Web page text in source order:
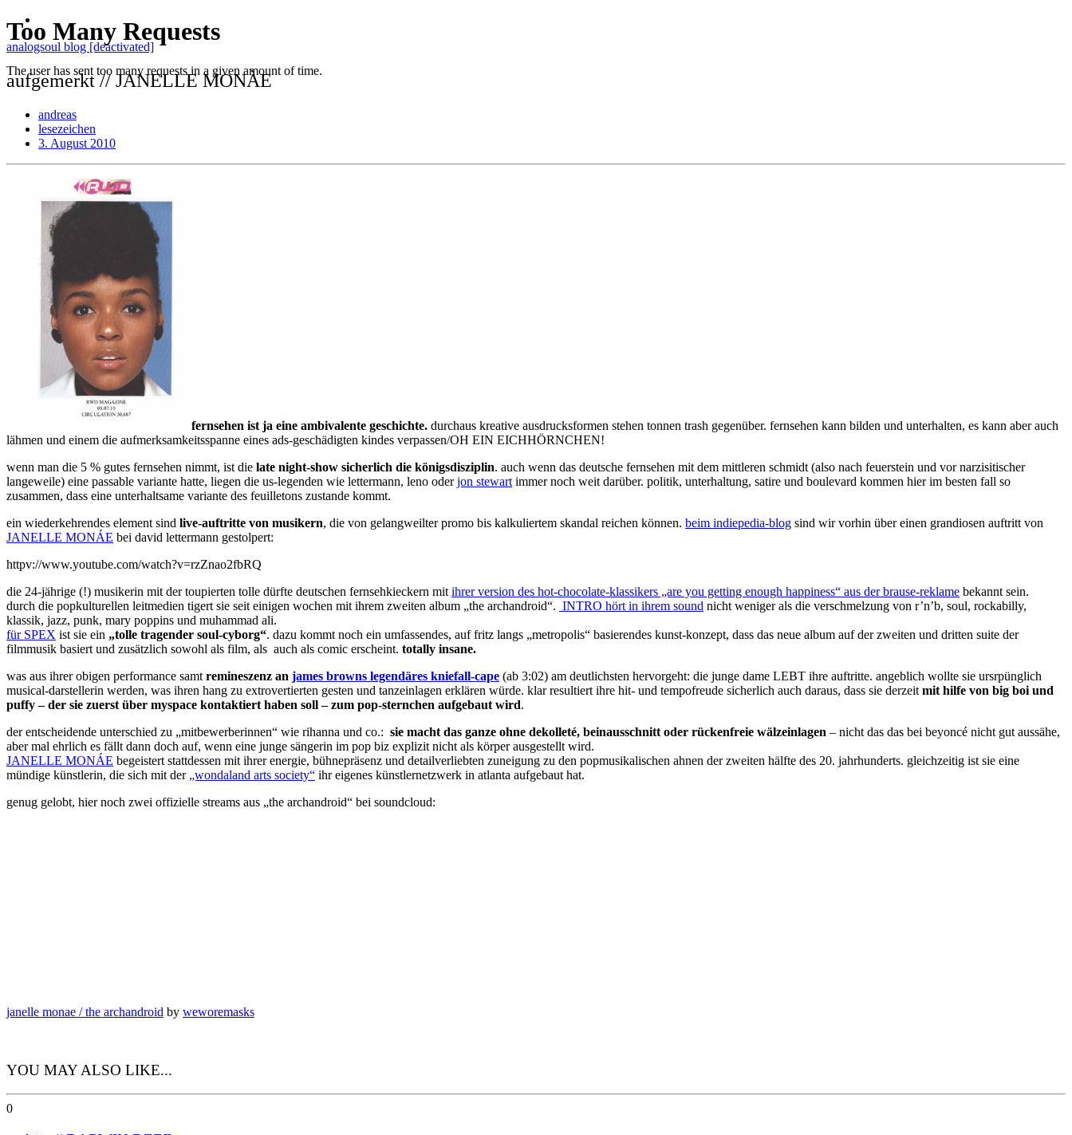
analogsoul blog [deactivated]
aufgemerkt // JANELLE MONÀE
andreas
lesezeichen
3. August 2010
fernsehen ist ja eine ambivalente geschichte. durchaus kreative ausdrucksformen stehen tonnen trash gegenüber. fernsehen kann bilden und unterhalten, es kann aber auch
lähmen und einem die aufmerksamkeitsspanne eines ads-geschädigten kindes verpassen/OH EIN EICHHÖRNCHEN!
wenn man die 5 % gutes fernsehen nimmt, ist die late night-show sicherlich die königsdisziplin. auch wenn das deutsche fernsehen mit dem mittleren schmidt (also nach feuerstein und vor narzisitischer
langeweile) eine passable variante hatte, liegen die us-legenden wie lettermann, leno oderjon stewart immer noch weit darüber. politik, unterhaltung, satire und boulevard kommen hier im besten fall so
zusammen, dass eine unterhaltsame variante des feuilletons zustande kommt.
ein wiederkehrendes element sind live-auftritte von musikern, die von gelangweilter promo bis kalkuliertem skandal reichen können. beim indiepedia-blog sind wir vorhin über einen grandiosen auftritt von
JANELLE MONÁE bei david lettermann gestolpert:
httpv://www.youtube.com/watch?v=rzZnao2fbRQ
die 24-jährige (!) musikerin mit der toupierten tolle dürfte deutschen fernsehkieckern mit ihrer version des hot-chocolate-klassikers „are you getting enough happiness“ aus der brause-reklame bekannt sein.
durch die popkulturellen leitmedien tigert sie seit einigen wochen mit ihrem zweiten album „the archandroid“. INTRO hört in ihrem sound nicht weniger als die verschmelzung von r’n’b, soul, rockabilly,
klassik, jazz, punk, mary poppins und muhammad ali.
für SPEX ist sie ein „tolle tragender soul-cyborg“. dazu kommt noch ein umfassendes, auf fritz langs „metropolis“ basierendes kunst-konzept, dass das neue album auf der zweiten und dritten suite der
filmmusik basiert und zusätzlich sowohl als film, als auch als comic erscheint. totally insane.
was aus ihrer obigen performance samt remineszenz an james browns legendäres kniefall-cape (ab 3:02) am deutlichsten hervorgeht: die junge dame LEBT ihre auftritte. angeblich wollte sie ursrpünglich
musical-darstellerin werden, was ihren hang zu extrovertierten gesten und tanzeinlagen erklären würde. klar resultiert ihre hit- und tempofreude sicherlich auch daraus, dass sie derzeit mit hilfe von big boi und
puffy – der sie zuerst über myspace kontaktiert haben soll – zum pop-sternchen aufgebaut wird.
der entscheidende unterschied zu „mitbewerberinnen“ wie rihanna und co.: sie macht das ganze ohne dekolleté, beinausschnitt oder rückenfreie wälzeinlagen – nicht das das bei beyoncé nicht gut aussähe,
aber mal ehrlich es fällt dann doch auf, wenn eine junge sängerin im pop biz explizit nicht als körper ausgestellt wird.
JANELLE MONÁE begeistert stattdessen mit ihrer energie, bühnepräsenz und detailverliebten zuneigung zu den popmusikalischen ahnen der zweiten hälfte des 20. jahrhunderts. gleichzeitig ist sie eine
mündige künstlerin, die sich mit der „wondaland arts society“ ihr eigenes künstlernetzwerk in atlanta aufgebaut hat.
genug gelobt, hier noch zwei offizielle streams aus „the archandroid“ bei soundcloud:
janelle monae / the archandroid by weworemasks
YOU MAY ALSO LIKE...
0